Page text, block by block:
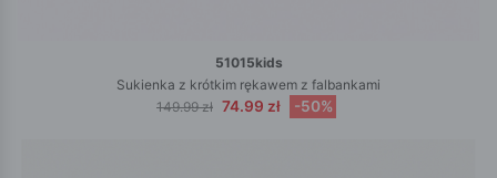
51015kids
Sukienka z krótkim rękawem z falbankami
149.99 zł 74.99 zł -50%